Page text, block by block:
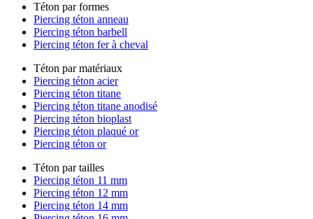
Téton par formes
Piercing téton anneau
Piercing téton barbell
Piercing téton fer à cheval
Téton par matériaux
Piercing téton acier
Piercing téton titane
Piercing téton titane anodisé
Piercing téton bioplast
Piercing téton plaqué or
Piercing téton or
Téton par tailles
Piercing téton 11 mm
Piercing téton 12 mm
Piercing téton 14 mm